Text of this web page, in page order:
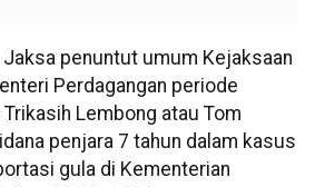
Jaksa penuntut umum Kejaksaan
Perdagangan periode
Lembong atau Tom
penjara 7 tahun dalam kasus
gula di Kementerian